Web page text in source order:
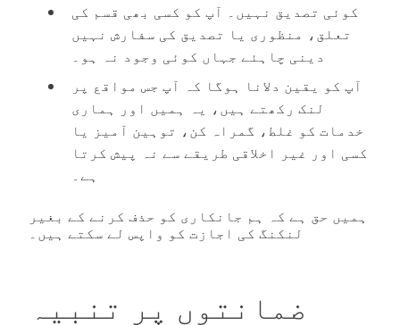
کوئی تصدیق نہیں۔ آپ کو کسی بھی قسم کی
تعلق، منظوری یا تصدیق کی سفارش نہیں
دینی چاہئے جہاں کوئی وجود نہ ہو۔
آپ کو یقین دلانا ہوگا کہ آپ جس مواقع پر
لنک رکھتے ہیں، یہ ہمیں اور ہماری
خدمات کو غلط، گمراہ کن، توہین آمیز یا
کسی اور غیر اخلاقی طریقے سے نہ پیش کرتا
ہے۔
ہمیں حق ہے کہ ہم جانکاری کو حذف کرنے کے بغیر
لنکنگ کی اجازت کو واپس لے سکتے ہیں۔
ضمانتوں پر تنبیہ